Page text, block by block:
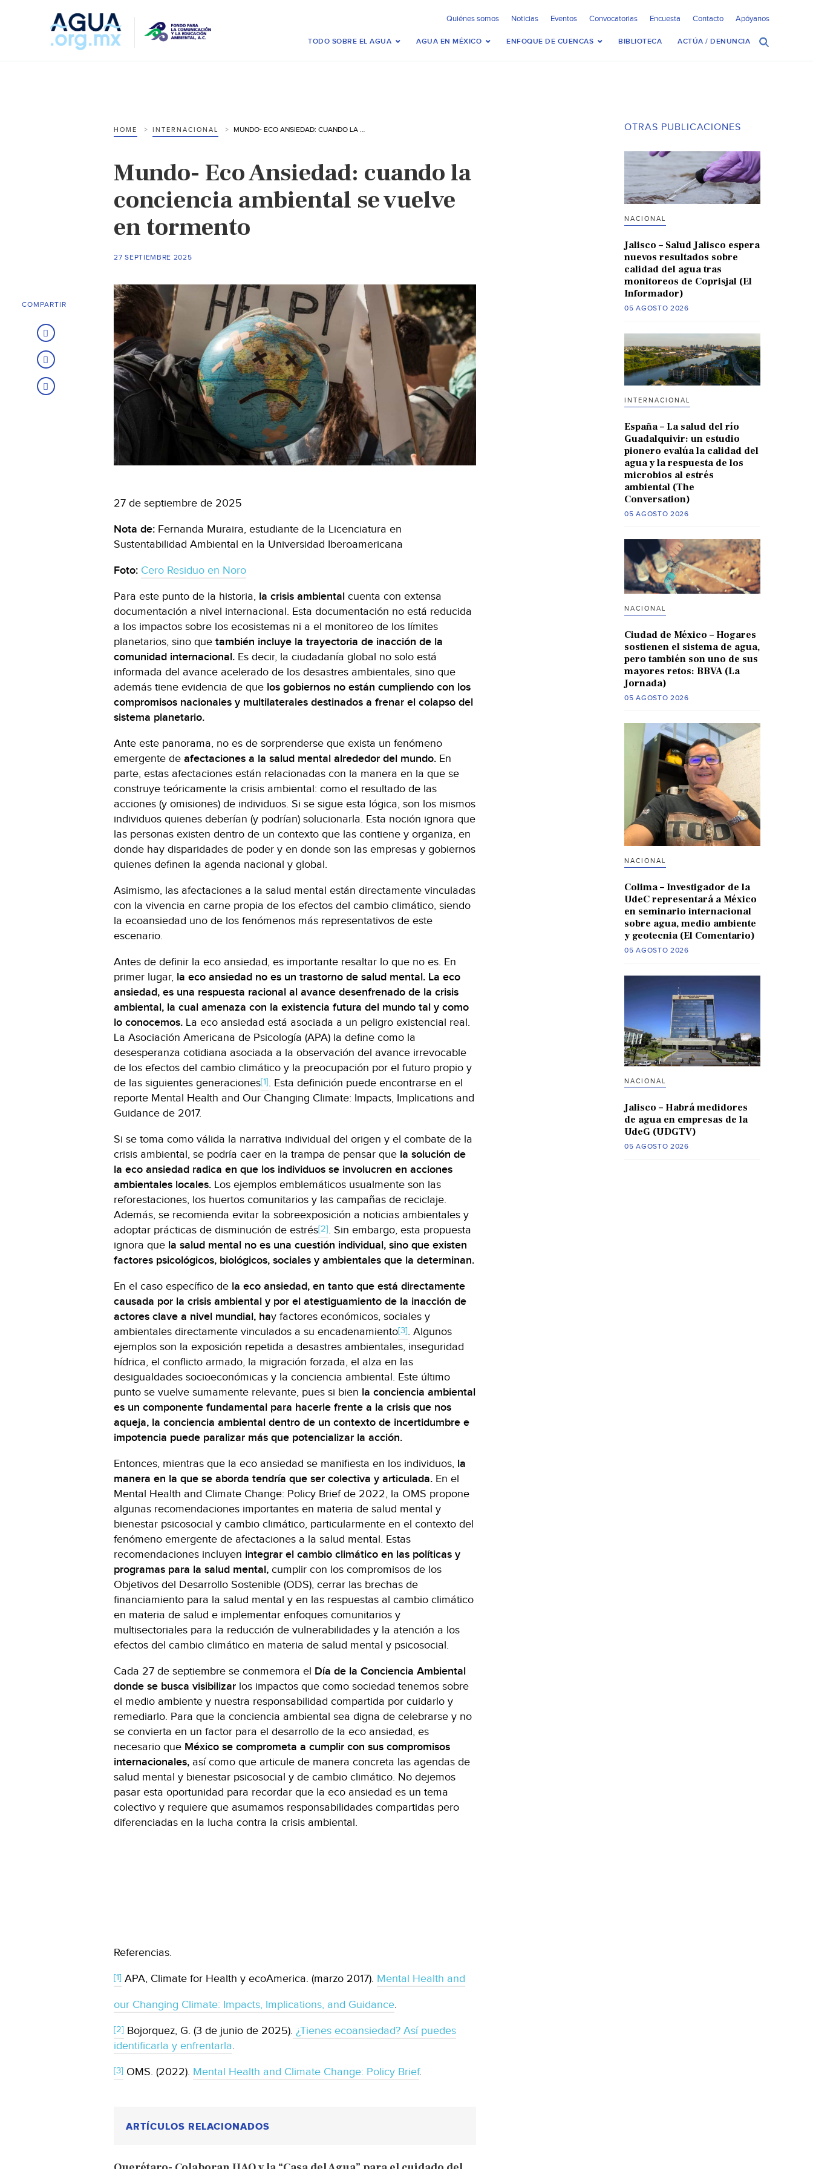
Quiénes somos Noticias Eventos Convocatorias Encuesta Contacto Apóyanos
TODO SOBRE EL AGUA AGUA EN MÉXICO ENFOQUE DE CUENCAS BIBLIOTECA ACTÚA / DENUNCIA
HOME INTERNACIONAL MUNDO- ECO ANSIEDAD: CUANDO LA CONCIENCIA AMBIENTAL SE VUELVE EN TORMENTO
Mundo- Eco Ansiedad: cuando la
conciencia ambiental se vuelve
en tormento
27 SEPTIEMBRE 2025
27 de septiembre de 2025
Nota de: Fernanda Muraira, estudiante de la Licenciatura en
Sustentabilidad Ambiental en la Universidad Iberoamericana
Foto: Cero Residuo en Noro
Para este punto de la historia, la crisis ambiental cuenta con extensa
documentación a nivel internacional. Esta documentación no está reducida
a los impactos sobre los ecosistemas ni a el monitoreo de los límites
planetarios, sino que también incluye la trayectoria de inacción de la
comunidad internacional. Es decir, la ciudadanía global no solo está
informada del avance acelerado de los desastres ambientales, sino que
además tiene evidencia de que los gobiernos no están cumpliendo con los
compromisos nacionales y multilaterales destinados a frenar el colapso del
sistema planetario.
Ante este panorama, no es de sorprenderse que exista un fenómeno
emergente de afectaciones a la salud mental alrededor del mundo. En
parte, estas afectaciones están relacionadas con la manera en la que se
construye teóricamente la crisis ambiental: como el resultado de las
acciones (y omisiones) de individuos. Si se sigue esta lógica, son los mismos
individuos quienes deberían (y podrían) solucionarla. Esta noción ignora que
las personas existen dentro de un contexto que las contiene y organiza, en
donde hay disparidades de poder y en donde son las empresas y gobiernos
quienes definen la agenda nacional y global.
Asimismo, las afectaciones a la salud mental están directamente vinculadas
con la vivencia en carne propia de los efectos del cambio climático, siendo
la ecoansiedad uno de los fenómenos más representativos de este
escenario.
Antes de definir la eco ansiedad, es importante resaltar lo que no es. En
primer lugar, la eco ansiedad no es un trastorno de salud mental. La eco
ansiedad, es una respuesta racional al avance desenfrenado de la crisis
ambiental, la cual amenaza con la existencia futura del mundo tal y como
lo conocemos. La eco ansiedad está asociada a un peligro existencial real.
La Asociación Americana de Psicología (APA) la define como la
desesperanza cotidiana asociada a la observación del avance irrevocable
de los efectos del cambio climático y la preocupación por el futuro propio y
de las siguientes generaciones[1]. Esta definición puede encontrarse en el
reporte Mental Health and Our Changing Climate: Impacts, Implications and
Guidance de 2017.
Si se toma como válida la narrativa individual del origen y el combate de la
crisis ambiental, se podría caer en la trampa de pensar que la solución de
la eco ansiedad radica en que los individuos se involucren en acciones
ambientales locales. Los ejemplos emblemáticos usualmente son las
reforestaciones, los huertos comunitarios y las campañas de reciclaje.
Además, se recomienda evitar la sobreexposición a noticias ambientales y
adoptar prácticas de disminución de estrés[2]. Sin embargo, esta propuesta
ignora que la salud mental no es una cuestión individual, sino que existen
factores psicológicos, biológicos, sociales y ambientales que la determinan.
En el caso específico de la eco ansiedad, en tanto que está directamente
causada por la crisis ambiental y por el atestiguamiento de la inacción de
actores clave a nivel mundial, hay factores económicos, sociales y
ambientales directamente vinculados a su encadenamiento[3]. Algunos
ejemplos son la exposición repetida a desastres ambientales, inseguridad
hídrica, el conflicto armado, la migración forzada, el alza en las
desigualdades socioeconómicas y la conciencia ambiental. Este último
punto se vuelve sumamente relevante, pues si bien la conciencia ambiental
es un componente fundamental para hacerle frente a la crisis que nos
aqueja, la conciencia ambiental dentro de un contexto de incertidumbre e
impotencia puede paralizar más que potencializar la acción.
Entonces, mientras que la eco ansiedad se manifiesta en los individuos, la
manera en la que se aborda tendría que ser colectiva y articulada. En el
Mental Health and Climate Change: Policy Brief de 2022, la OMS propone
algunas recomendaciones importantes en materia de salud mental y
bienestar psicosocial y cambio climático, particularmente en el contexto del
fenómeno emergente de afectaciones a la salud mental. Estas
recomendaciones incluyen integrar el cambio climático en las políticas y
programas para la salud mental, cumplir con los compromisos de los
Objetivos del Desarrollo Sostenible (ODS), cerrar las brechas de
financiamiento para la salud mental y en las respuestas al cambio climático
en materia de salud e implementar enfoques comunitarios y
multisectoriales para la reducción de vulnerabilidades y la atención a los
efectos del cambio climático en materia de salud mental y psicosocial.
Cada 27 de septiembre se conmemora el Día de la Conciencia Ambiental
donde se busca visibilizar los impactos que como sociedad tenemos sobre
el medio ambiente y nuestra responsabilidad compartida por cuidarlo y
remediarlo. Para que la conciencia ambiental sea digna de celebrarse y no
se convierta en un factor para el desarrollo de la eco ansiedad, es
necesario que México se comprometa a cumplir con sus compromisos
internacionales, así como que articule de manera concreta las agendas de
salud mental y bienestar psicosocial y de cambio climático. No dejemos
pasar esta oportunidad para recordar que la eco ansiedad es un tema
colectivo y requiere que asumamos responsabilidades compartidas pero
diferenciadas en la lucha contra la crisis ambiental.
Referencias.
[1] APA, Climate for Health y ecoAmerica. (marzo 2017). Mental Health and
our Changing Climate: Impacts, Implications, and Guidance.
[2] Bojorquez, G. (3 de junio de 2025). ¿Tienes ecoansiedad? Así puedes
identificarla y enfrentarla.
[3] OMS. (2022). Mental Health and Climate Change: Policy Brief.
ARTÍCULOS RELACIONADOS
COMPARTIR
OTRAS PUBLICACIONES
NACIONAL
Jalisco – Salud Jalisco espera
nuevos resultados sobre
calidad del agua tras
monitoreos de Coprisjal (El
Informador)
05 AGOSTO 2026
INTERNACIONAL
España – La salud del río
Guadalquivir: un estudio
pionero evalúa la calidad del
agua y la respuesta de los
microbios al estrés
ambiental (The
Conversation)
05 AGOSTO 2026
NACIONAL
Ciudad de México – Hogares
sostienen el sistema de agua,
pero también son uno de sus
mayores retos: BBVA (La
Jornada)
05 AGOSTO 2026
NACIONAL
Colima – Investigador de la
UdeC representará a México
en seminario internacional
sobre agua, medio ambiente
y geotecnia (El Comentario)
05 AGOSTO 2026
NACIONAL
Jalisco – Habrá medidores
de agua en empresas de la
UdeG (UDGTV)
05 AGOSTO 2026